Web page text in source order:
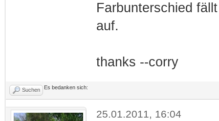
Farbunterschied
auf.
thanks --corry
Suchen Es bedanken sich:
25.01.2011, 16:04